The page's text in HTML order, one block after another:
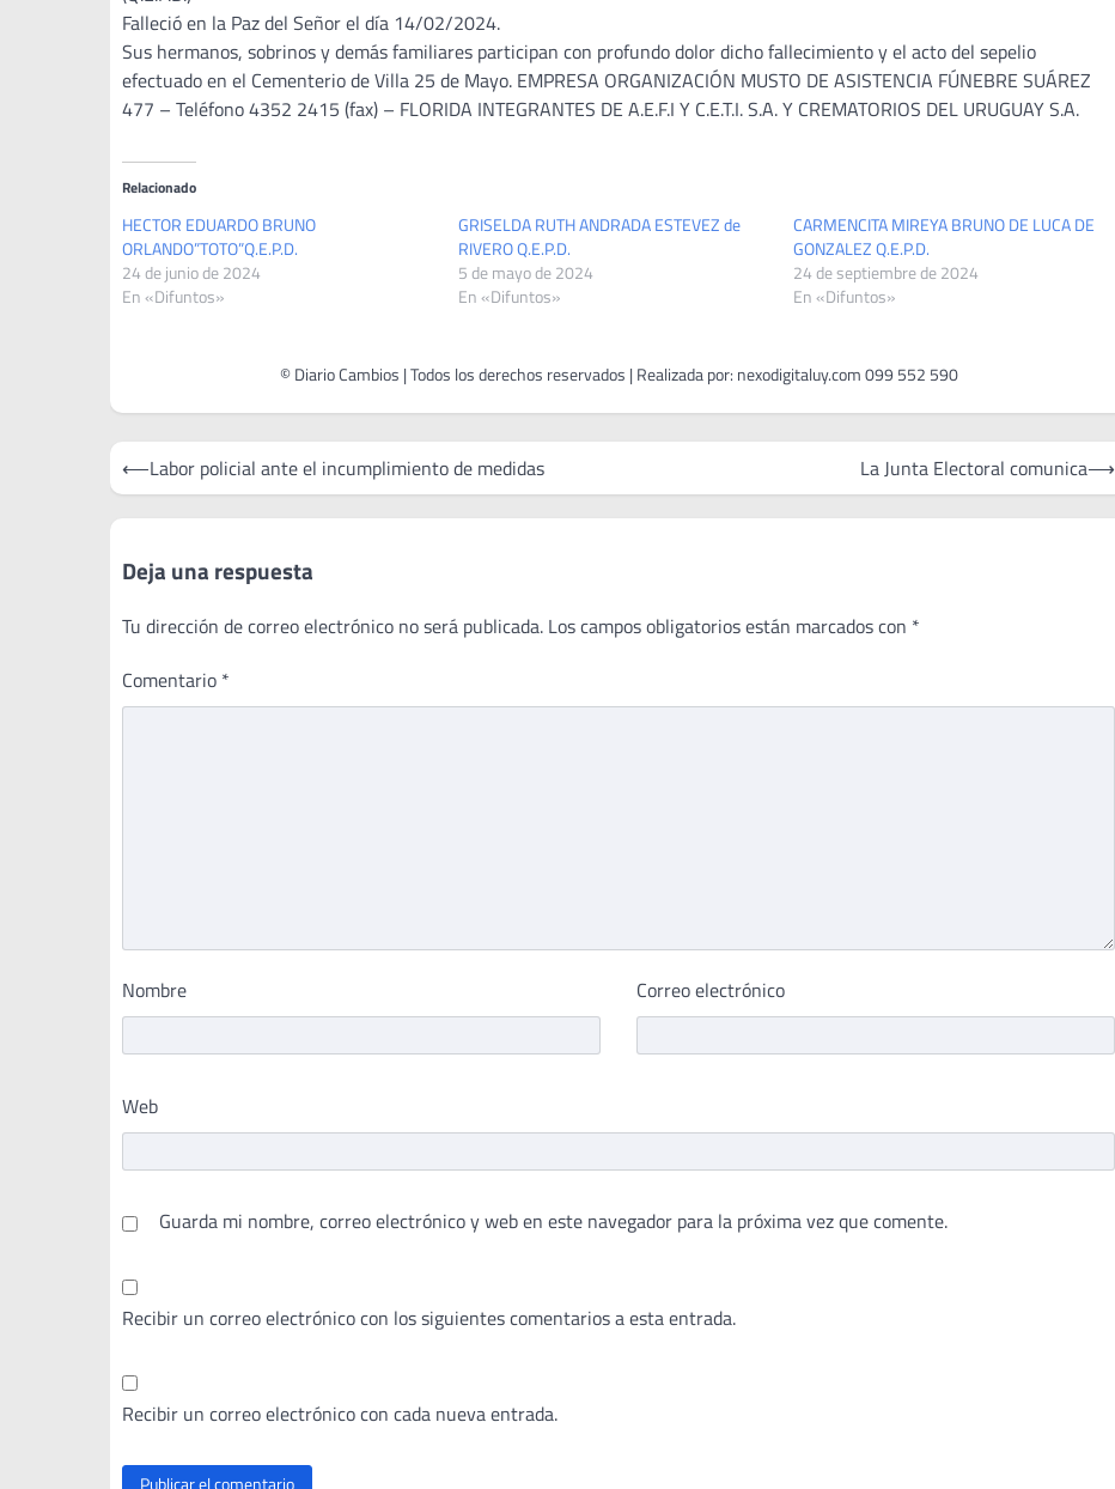
Falleció en la Paz del Señor el día 14/02/2024.
Sus hermanos, sobrinos y demás familiares participan con profundo dolor dicho fallecimiento y el acto del sepelio
efectuado en el Cementerio de Villa 25 de Mayo. EMPRESA ORGANIZACIÓN MUSTO DE ASISTENCIA FÚNEBRE SUÁREZ
477 – Teléfono 4352 2415 (fax) – FLORIDA INTEGRANTES DE A.E.F.I Y C.E.T.I. S.A. Y CREMATORIOS DEL URUGUAY S.A.
Relacionado
HECTOR EDUARDO BRUNO
ORLANDO”TOTO”Q.E.P.D.
24 de junio de 2024
En «Difuntos»
GRISELDA RUTH ANDRADA ESTEVEZ de
RIVERO Q.E.P.D.
5 de mayo de 2024
En «Difuntos»
CARMENCITA MIREYA BRUNO DE LUCA DE
GONZALEZ Q.E.P.D.
24 de septiembre de 2024
En «Difuntos»
Navegación
de
entradas
⟵Labor policial ante el incumplimiento de medidas La Junta Electoral comunica⟶
Deja una respuesta
Tu dirección de correo electrónico no será publicada. Los campos obligatorios están marcados con *
Comentario *
Nombre Correo electrónico
Web
Guarda mi nombre, correo electrónico y web en este navegador para la próxima vez que comente.
Recibir un correo electrónico con los siguientes comentarios a esta entrada.
Recibir un correo electrónico con cada nueva entrada.